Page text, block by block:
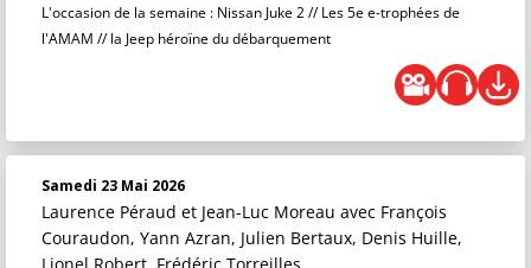
L'occasion de la semaine : Nissan Juke 2 // Les 5e e-trophées de
l'AMAM // la Jeep héroïne du débarquement
Samedi 23 Mai 2026
Laurence Péraud et Jean-Luc Moreau avec François
Couraudon, Yann Azran, Julien Bertaux, Denis Huille,